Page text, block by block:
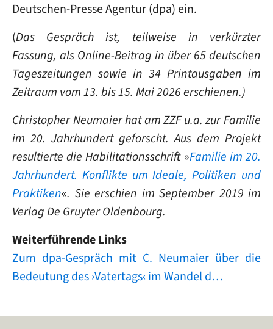
Deutschen-Presse Agentur (dpa) ein.
(Das Gespräch ist, teilweise in verkürzter
Fassung, als Online-Beitrag in über 65 deutschen
Tageszeitungen sowie in 34 Printausgaben im
Zeitraum vom 13. bis 15. Mai 2026 erschienen.)
Christopher Neumaier hat am ZZF u.a. zur Familie
im 20. Jahrhundert geforscht. Aus dem Projekt
resultierte die Habilitationsschrift »Familie im 20.
Jahrhundert. Konflikte um Ideale, Politiken und
Praktiken«. Sie erschien im September 2019 im
Verlag De Gruyter Oldenbourg.
Weiterführende Links
Zum dpa-Gespräch mit C. Neumaier über die
Bedeutung des ›Vatertags‹ im Wandel d…